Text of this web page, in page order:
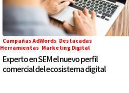
Campañas AdWords Destacadas
Herramientas Marketing Digital
Experto en SEM el nuevo perfil
comercial del ecosistema digital